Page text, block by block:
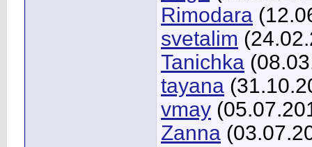
Rimodara
svetalim
Tanichka
tayana
vmay
Zanna